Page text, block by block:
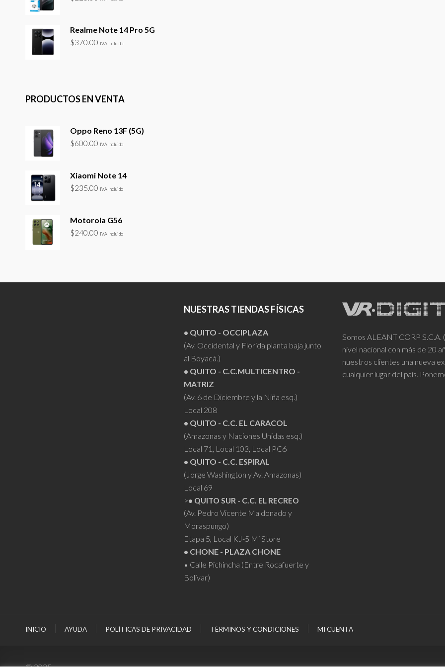
Realme Note 14 Pro 5G
$370.00 IVA Incluido
PRODUCTOS EN VENTA
Oppo Reno 13F (5G)
$600.00 IVA Incluido
Xiaomi Note 14
$235.00 IVA Incluido
Motorola G56
$240.00 IVA Incluido
NUESTRAS TIENDAS FÍSICAS
• QUITO - OCCIPLAZA
(Av. Occidental y Florida planta baja junto
al Boyacá.)
• QUITO - C.C.MULTICENTRO -
MATRIZ
(Av. 6 de Diciembre y la Niña esq.)
Local 208
• QUITO - C.C. EL CARACOL
(Amazonas y Naciones Unidas esq.)
Local 71, Local 103, Local PC6
• QUITO - C.C. ESPIRAL
(Jorge Washington y Av. Amazonas)
Local 69
>• QUITO SUR - C.C. EL RECREO
(Av. Pedro Vicente Maldonado y
Moraspungo)
Etapa 5, Local KJ-5 Mi Store
• CHONE - PLAZA CHONE
• Calle Pichincha (Entre Rocafuerte y
Bolívar)
Somos ALEANT CORP
nivel nacional con más de 20
nuestros clientes una nueva
cualquier lugar del país.
INICIO AYUDA POLÍTICAS DE PRIVACIDAD TÉRMINOS Y CONDICIONES MI CUENTA